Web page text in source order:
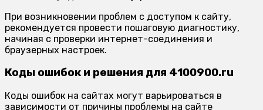
При возникновении проблем с доступом к сайту,
рекомендуется провести пошаговую диагностику,
начиная с проверки интернет-соединения и
браузерных настроек.
Коды ошибок и решения для 4100900.ru
Коды ошибок на сайтах могут варьироваться в
зависимости от причины проблемы на сайте